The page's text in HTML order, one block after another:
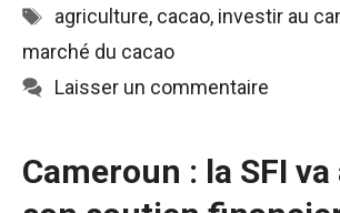
Étiquettes
agriculture, cacao, investir au
marché du cacao
Laisser un commentaire
Cameroun : la SFI